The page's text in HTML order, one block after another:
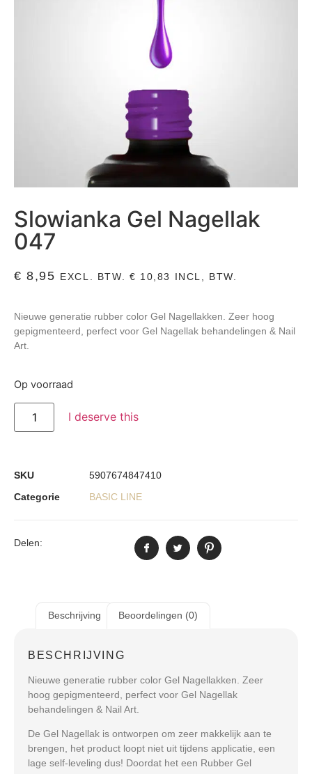
Slowianka Gel Nagellak
047
€ 8,95 EXCL. BTW. € 10,83 INCL, BTW.
Nieuwe generatie rubber color Gel Nagellakken. Zeer hoog
gepigmenteerd, perfect voor Gel Nagellak behandelingen & Nail
Art.
Op voorraad
I deserve this
SKU
5907674847410
Categorie
BASIC LINE
Delen:
Beschrijving Beoordelingen (0)
BESCHRIJVING
Nieuwe generatie rubber color Gel Nagellakken. Zeer
hoog gepigmenteerd, perfect voor Gel Nagellak
behandelingen & Nail Art.
De Gel Nagellak is ontworpen om zeer makkelijk aan te
brengen, het product loopt niet uit tijdens applicatie, een
lage self-leveling dus! Doordat het een Rubber Gel